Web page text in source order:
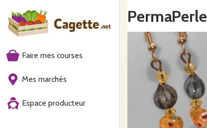
Faire mes courses
Mes marchés
Espace producteur
PermaPerle